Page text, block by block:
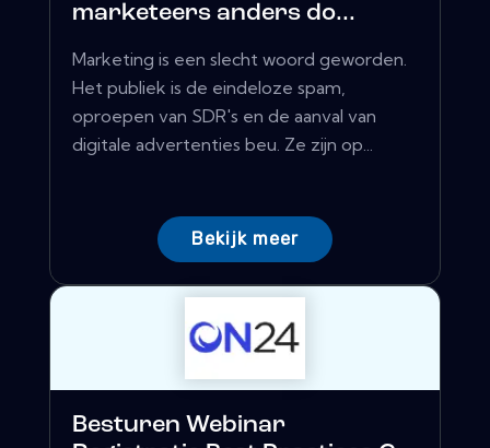
marketeers anders do...
Marketing is een slecht woord geworden.
Het publiek is de eindeloze spam,
oproepen van SDR's en de aanval van
digitale advertenties beu. Ze zijn op...
Bekijk meer
Besturen Webinar